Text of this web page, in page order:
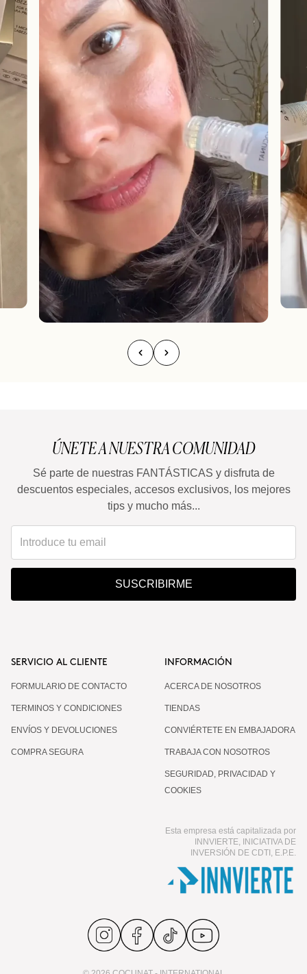
ÚNETE A NUESTRA COMUNIDAD
Sé parte de nuestras FANTÁSTICAS y disfruta de
descuentos especiales, accesos exclusivos, los mejores
tips y mucho más...
SUSCRIBIRME
SERVICIO AL CLIENTE
FORMULARIO DE CONTACTO
TERMINOS Y CONDICIONES
ENVÍOS Y DEVOLUCIONES
COMPRA SEGURA
INFORMACIÓN
ACERCA DE NOSOTROS
TIENDAS
CONVIÉRTETE EN EMBAJADORA
TRABAJA CON NOSOTROS
SEGURIDAD, PRIVACIDAD Y
COOKIES
Esta empresa está capitalizada por
INNVIERTE, INICIATIVA DE
INVERSIÓN DE CDTI, E.P.E.